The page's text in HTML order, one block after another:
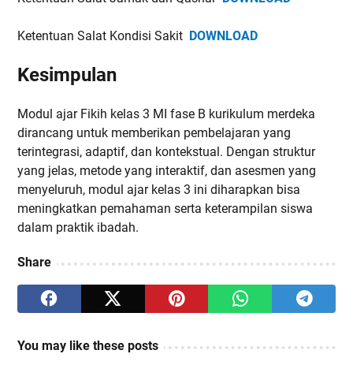
Ketentuan Salat Kondisi Sakit DOWNLOAD
Kesimpulan
Modul ajar Fikih kelas 3 MI fase B kurikulum merdeka
dirancang untuk memberikan pembelajaran yang
terintegrasi, adaptif, dan kontekstual. Dengan struktur
yang jelas, metode yang interaktif, dan asesmen yang
menyeluruh, modul ajar kelas 3 ini diharapkan bisa
meningkatkan pemahaman serta keterampilan siswa
dalam praktik ibadah.
Share
You may like these posts